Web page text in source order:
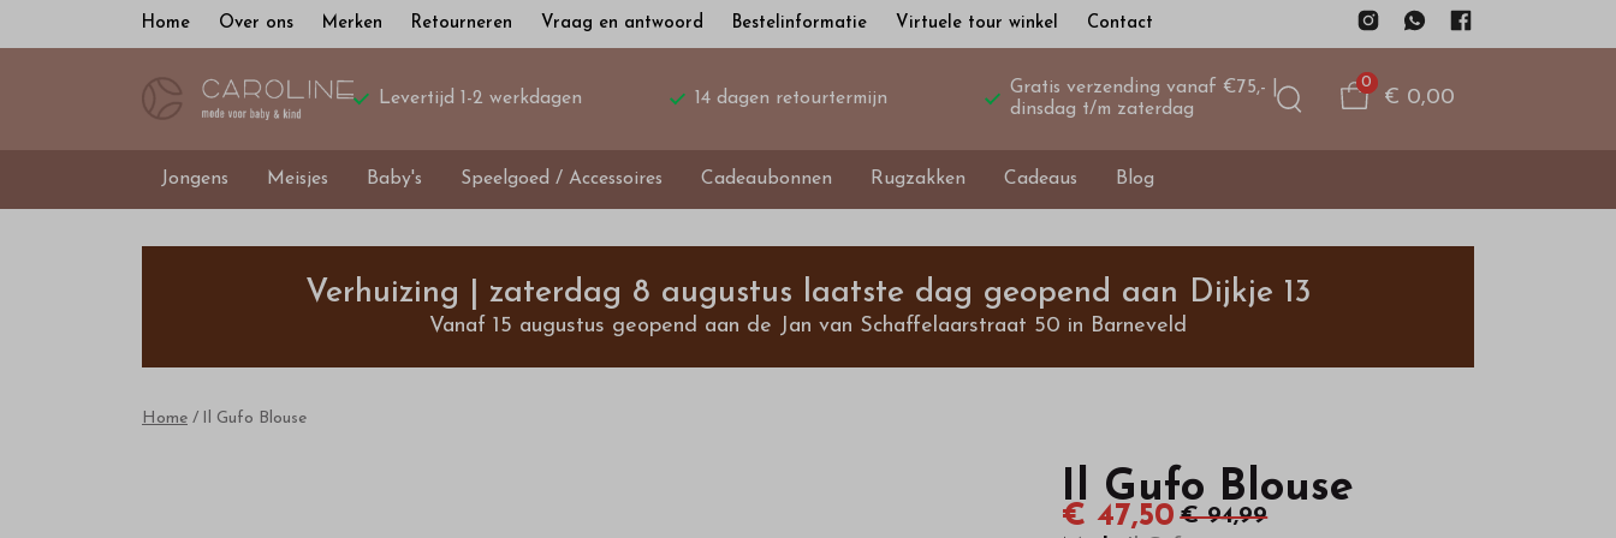
Home Over ons Merken Retourneren Vraag en antwoord Bestelinformatie Virtuele tour winkel Contact
Levertijd 1-2 werkdagen 14 dagen retourtermijn
Gratis verzending vanaf €75,- |
dinsdag t/m zaterdag
0
€ 0,00
Jongens Meisjes Baby's Speelgoed / Accessoires Cadeaubonnen Rugzakken Cadeaus Blog
Blouse
Verhuizing | zaterdag 8 augustus laatste dag geopend aan Dijkje 13
Vanaf 15 augustus geopend aan de Jan van Schaffelaarstraat 50 in Barneveld
Home Il Gufo Blouse
Il Gufo Blouse
€ 47,50 € 94,99